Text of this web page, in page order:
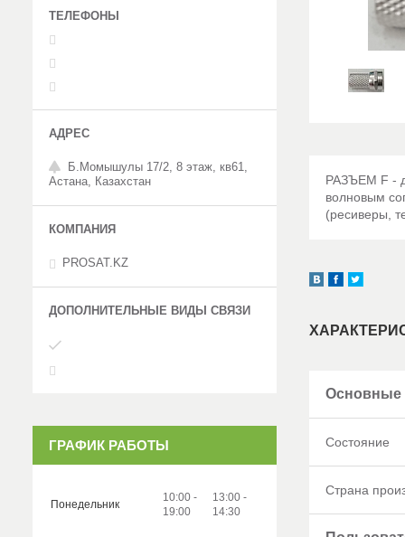
РАЗЪЕМ F -
волновым
(ресиверы,
Основные
Состояние
Страна
Б.Момышулы 17/2, 8 этаж, кв61,
Астана, Казахстан
PROSAT.KZ
ГРАФИК РАБОТЫ
Понедельник
10:00
19:00
13:00
14:30